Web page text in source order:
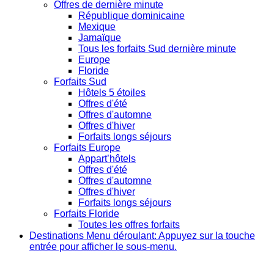
Offres de dernière minute
République dominicaine
Mexique
Jamaïque
Tous les forfaits Sud dernière minute
Europe
Floride
Forfaits Sud
Hôtels 5 étoiles
Offres d'été
Offres d'automne
Offres d'hiver
Forfaits longs séjours
Forfaits Europe
Appart’hôtels
Offres d'été
Offres d'automne
Offres d'hiver
Forfaits longs séjours
Forfaits Floride
Toutes les offres forfaits
Destinations Menu déroulant: Appuyez sur la touche
entrée pour afficher le sous-menu.